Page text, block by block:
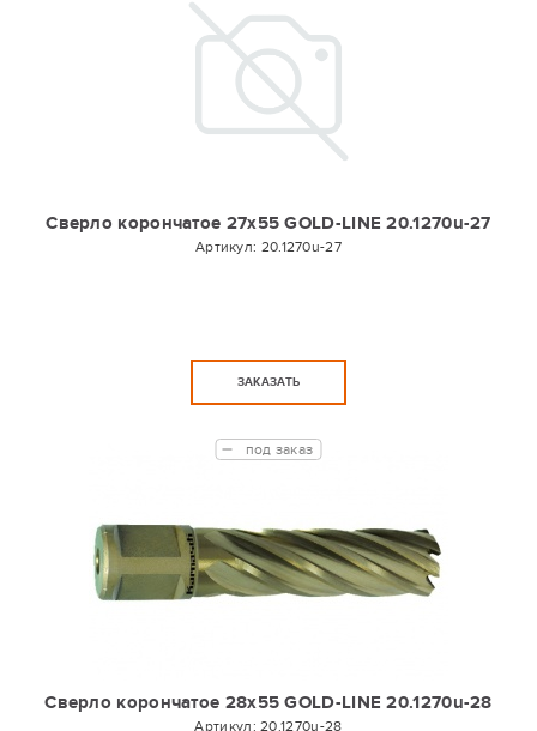
Сверло корончатое 27х55 GOLD-LINE 20.1270u-27
Артикул: 20.1270u-27
ЗАКАЗАТЬ
Сверло корончатое 28х55 GOLD-LINE 20.1270u-28
Артикул:20.1270u-28
под заказ